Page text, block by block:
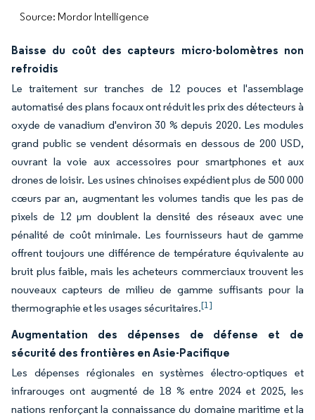
Source: Mordor Intelligence
Baisse du coût des capteurs micro-bolomètres non
refroidis
Le traitement sur tranches de 12 pouces et l'assemblage
automatisé des plans focaux ont réduit les prix des détecteurs à
oxyde de vanadium d'environ 30 % depuis 2020. Les modules
grand public se vendent désormais en dessous de 200 USD,
ouvrant la voie aux accessoires pour smartphones et aux
drones de loisir. Les usines chinoises expédient plus de 500 000
cœurs par an, augmentant les volumes tandis que les pas de
pixels de 12 µm doublent la densité des réseaux avec une
pénalité de coût minimale. Les fournisseurs haut de gamme
offrent toujours une différence de température équivalente au
bruit plus faible, mais les acheteurs commerciaux trouvent les
nouveaux capteurs de milieu de gamme suffisants pour la
thermographie et les usages sécuritaires.[1]
Augmentation des dépenses de défense et de
sécurité des frontières en Asie-Pacifique
Les dépenses régionales en systèmes électro-optiques et
infrarouges ont augmenté de 18 % entre 2024 et 2025, les
nations renforçant la connaissance du domaine maritime et la